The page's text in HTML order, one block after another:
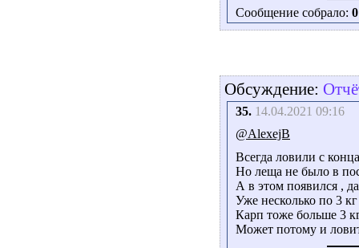
Сообщение собрало: 0
Обсуждение:
35. 14.04.2021 09:16
@AlexejB
Всегда ловили с
Но леща не было в
А в этом появился ,
Уже несколько по 3
Карп тоже больше 3
Может потому и